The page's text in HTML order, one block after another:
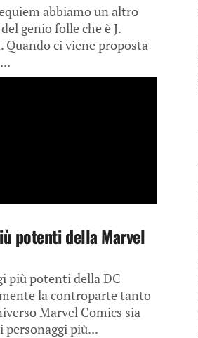
abbiamo un altro
genio folle che è J.
Quando ci viene proposta
potenti della Marvel
più potenti della DC
la controparte tanto
Marvel Comics sia
personaggi più...